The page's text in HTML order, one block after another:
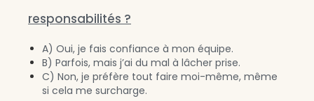
responsabilités ?
A) Oui, je fais confiance à mon équipe.
B) Parfois, mais j’ai du mal à lâcher prise.
C) Non, je préfère tout faire moi-même, même
si cela me surcharge.